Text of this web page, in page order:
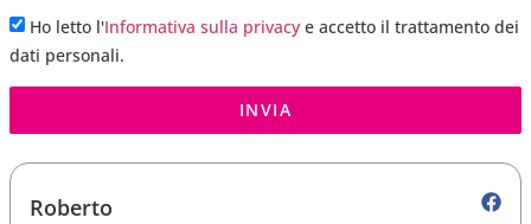
Ho letto l'Informativa sulla privacy e accetto il trattamento dei
dati personali.
INVIA
Roberto